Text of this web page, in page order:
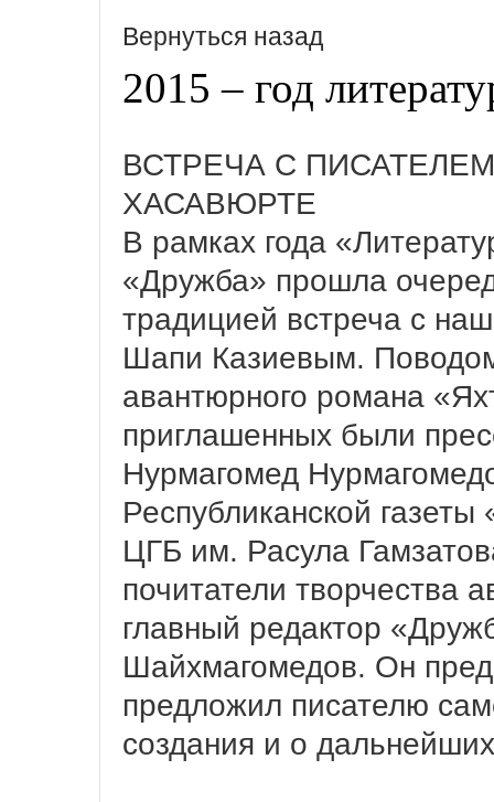
Вернуться назад
2015 – год
ВСТРЕЧА С
ХАСАВЮРТЕ
В рамках года
«Дружба» прошла
традицией встреча с
Шапи Казиевым.
авантюрного романа
приглашенных были
Нурмагомед
Республиканской
ЦГБ им. Расула
почитатели творчества
главный редактор
Шайхмагомедов. Он
предложил писателю
создания и о